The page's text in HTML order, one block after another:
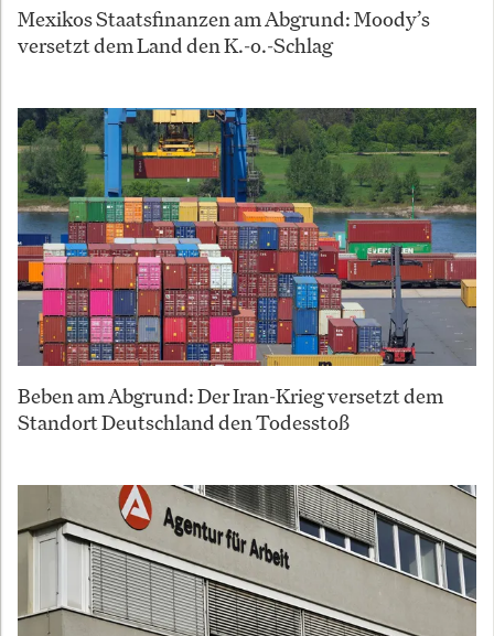
Mexikos Staatsfinanzen am Abgrund: Moody’s
versetzt dem Land den K.-o.-Schlag
Beben am Abgrund: Der Iran-Krieg versetzt dem
Standort Deutschland den Todesstoß